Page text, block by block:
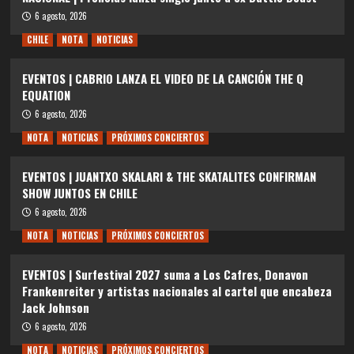
6 agosto, 2026
CHILE
NOTA NOTICIAS
EVENTOS | CABRIO LANZA EL VIDEO DE LA CANCIÓN THE Q
EQUATION
6 agosto, 2026
NOTA
NOTICIAS PRÓXIMOS CONCIERTOS
EVENTOS | JUANTXO SKALARI & THE SKATALITES CONFIRMAN
SHOW JUNTOS EN CHILE
6 agosto, 2026
NOTA
NOTICIAS PRÓXIMOS CONCIERTOS
EVENTOS | Surfestival 2027 suma a Los Cafres, Donavon
Frankenreiter y artistas nacionales al cartel que encabeza
Jack Johnson
6 agosto, 2026
NOTA
NOTICIAS PRÓXIMOS CONCIERTOS